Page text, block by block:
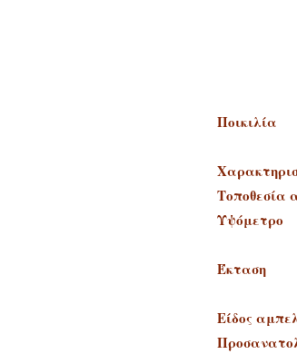
Ποικιλία
Τοποθεσία
Υψόμετρο
Έκταση
Είδος